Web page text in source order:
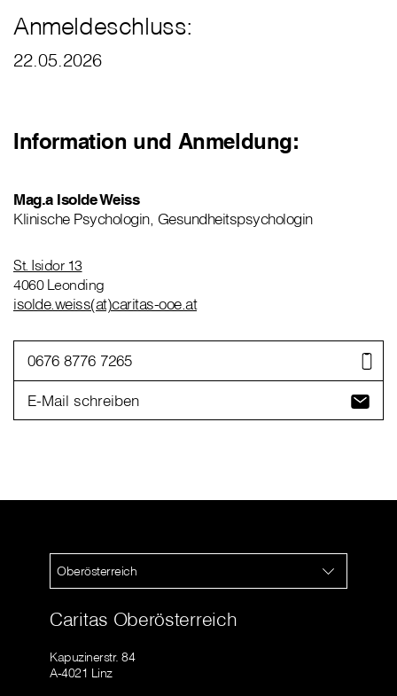
Anmeldeschluss:
22.05.2026
Information und Anmeldung:
Mag.a Isolde Weiss
Klinische Psychologin, Gesundheitspsychologin
St. Isidor 13
4060 Leonding
isolde.weiss(at)caritas-ooe.at
0676 8776 7265
E-Mail schreiben
Oberösterreich
Caritas Oberösterreich
Kapuzinerstr. 84
A-4021 Linz